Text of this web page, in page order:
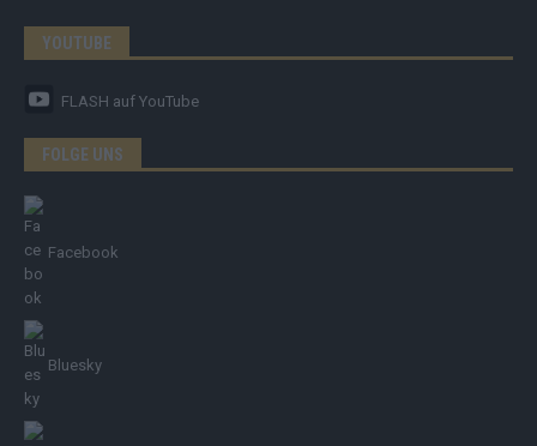
YOUTUBE
FLASH auf YouTube
FOLGE UNS
Facebook
Bluesky